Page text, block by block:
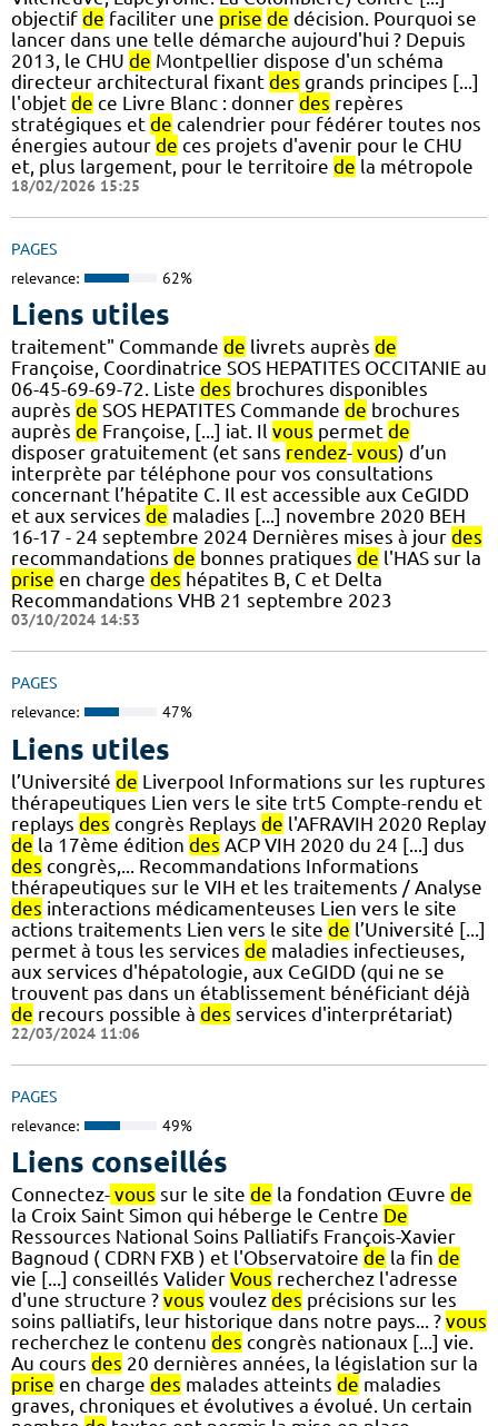
objectif de faciliter une prise de décision. Pourquoi se
lancer dans une telle démarche aujourd'hui ? Depuis
2013, le CHU de Montpellier dispose d'un schéma
directeur architectural fixant des grands principes [...]
l'objet de ce Livre Blanc : donner des repères
stratégiques et de calendrier pour fédérer toutes nos
énergies autour de ces projets d'avenir pour le CHU
et, plus largement, pour le territoire de la métropole
18/02/2026 15:25
PAGES
relevance: 62%
Liens utiles
traitement" Commande de livrets auprès de
Françoise, Coordinatrice SOS HEPATITES OCCITANIE au
06-45-69-69-72. Liste des brochures disponibles
auprès de SOS HEPATITES Commande de brochures
auprès de Françoise, [...] iat. Il vous permet de
disposer gratuitement (et sans rendez- vous) d’un
interprète par téléphone pour vos consultations
concernant l’hépatite C. Il est accessible aux CeGIDD
et aux services de maladies [...] novembre 2020 BEH
16-17 - 24 septembre 2024 Dernières mises à jour des
recommandations de bonnes pratiques de l'HAS sur la
prise en charge des hépatites B, C et Delta
Recommandations VHB 21 septembre 2023
03/10/2024 14:53
PAGES
relevance: 47%
Liens utiles
l’Université de Liverpool Informations sur les ruptures
thérapeutiques Lien vers le site trt5 Compte-rendu et
replays des congrès Replays de l'AFRAVIH 2020 Replay
de la 17ème édition des ACP VIH 2020 du 24 [...] dus
des congrès,... Recommandations Informations
thérapeutiques sur le VIH et les traitements / Analyse
des interactions médicamenteuses Lien vers le site
actions traitements Lien vers le site de l’Université [...]
permet à tous les services de maladies infectieuses,
aux services d'hépatologie, aux CeGIDD (qui ne se
trouvent pas dans un établissement bénéficiant déjà
de recours possible à des services d'interprétariat)
22/03/2024 11:06
PAGES
relevance: 49%
Liens conseillés
Connectez- vous sur le site de la fondation Œuvre de
la Croix Saint Simon qui héberge le Centre De
Ressources National Soins Palliatifs François-Xavier
Bagnoud ( CDRN FXB ) et l'Observatoire de la fin de
vie [...] conseillés Valider Vous recherchez l'adresse
d'une structure ? vous voulez des précisions sur les
soins palliatifs, leur historique dans notre pays... ? vous
recherchez le contenu des congrès nationaux [...] vie.
Au cours des 20 dernières années, la législation sur la
prise en charge des malades atteints de maladies
graves, chroniques et évolutives a évolué. Un certain